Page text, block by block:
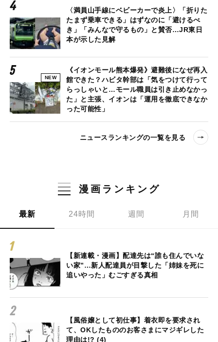
〈満員山手線にベビーカーで炎上〉「折りた
たまず乗車できる」はずなのに「避けるべ
き」「みんなで守るもの」と賛否…JR東日
本が示した見解
NEW
《イオンモール熊本爆発》避難後になぜ再入
館できた？ハビタ幹部は「気をつけて行って
らっしゃいと…モール職員は引き止めなかっ
た」と主張、イオンは「運用を徹底できなか
った可能性」
ニュースランキングの一覧を見る
漫画ランキング
最新 24時間 週間 月間
【新連載・漫画】配達先は“誰も住んでいな
い家”…新人配達員が目撃した「姉妹を死に
追いやった」むごすぎる真相
【風俗嬢として初仕事】着衣即を要求され
て、OKしたもののお客さまにマジギレした
理由は!? (4)